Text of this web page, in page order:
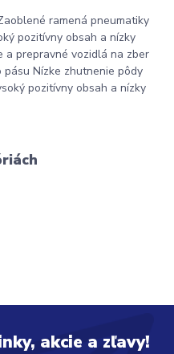
ramená pneumatiky
pozitívny obsah a nízky
a prepravné vozidlá na zber
Nízke zhutnenie pôdy
pozitívny obsah a nízky
akcie a zľavy!